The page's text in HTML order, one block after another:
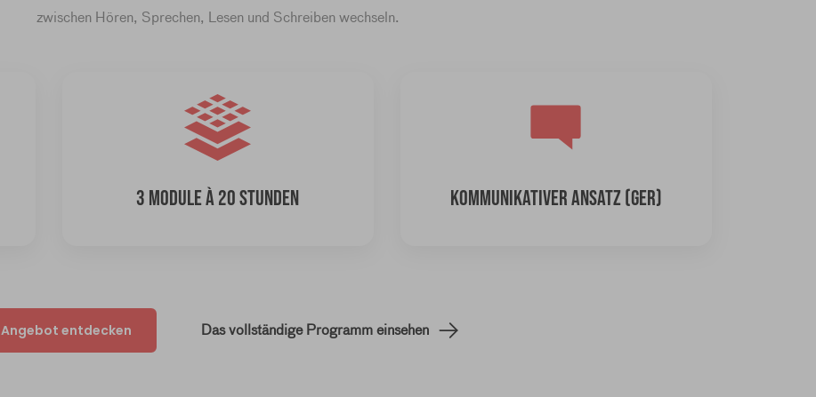
zwischen Hören, Sprechen, Lesen und Schreiben wechseln.
3 MODULE À 20 STUNDEN KOMMUNIKATIVER ANSATZ (GER)
Angebot entdecken Das vollständige Programm einsehen